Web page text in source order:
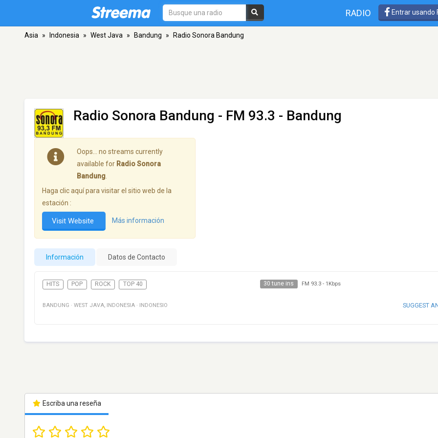
RADIO Entrar usando
Asia » Indonesia » West Java » Bandung » Radio Sonora Bandung
Radio Sonora Bandung - FM 93.3 - Bandung
Oops… no streams currently
available for Radio Sonora
Bandung
Haga clic aquí para visitar el sitio web de la
estación :
Visit Website Más información
Información Datos de Contacto
HITS POP ROCK TOP 40 30 tune ins FM 93.3- 1Kbps
BANDUNG · WEST JAVA, INDONESIA · INDONESIO SUGGEST
Escriba una reseña